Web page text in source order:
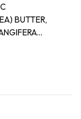
BUTTER,
SATIVUM